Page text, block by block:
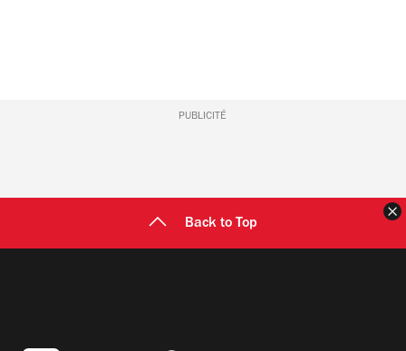
PUBLICITÉ
Back to Top